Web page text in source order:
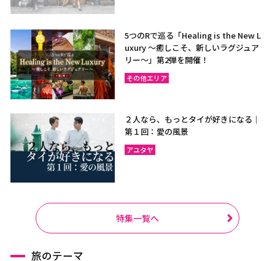
5つのRで巡る「Healing is the New L
uxury ～癒しこそ、新しいラグジュア
リー〜」第2弾を開催！
その他エリア
２人なら、もっとタイが好きになる｜
第１回：愛の風景
アユタヤ
特集一覧へ
旅のテーマ